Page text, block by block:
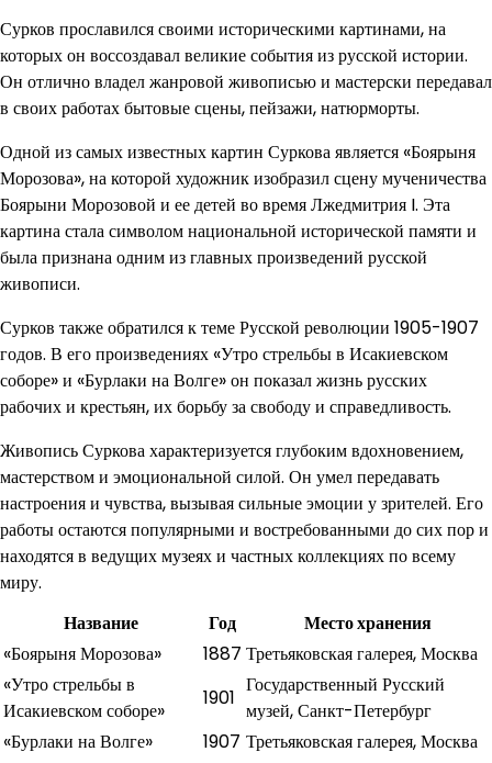
Сурков прославился своими историческими картинами, на
которых он воссоздавал великие события из русской истории.
Он отлично владел жанровой живописью и мастерски передавал
в своих работах бытовые сцены, пейзажи, натюрморты.
Одной из самых известных картин Суркова является «Боярыня
Морозова», на которой художник изобразил сцену мученичества
Боярыни Морозовой и ее детей во время Лжедмитрия I. Эта
картина стала символом национальной исторической памяти и
была признана одним из главных произведений русской
живописи.
Сурков также обратился к теме Русской революции 1905-1907
годов. В его произведениях «Утро стрельбы в Исакиевском
соборе» и «Бурлаки на Волге» он показал жизнь русских
рабочих и крестьян, их борьбу за свободу и справедливость.
Живопись Суркова характеризуется глубоким вдохновением,
мастерством и эмоциональной силой. Он умел передавать
настроения и чувства, вызывая сильные эмоции у зрителей. Его
работы остаются популярными и востребованными до сих пор и
находятся в ведущих музеях и частных коллекциях по всему
миру.
Название
Год
Место хранения
«Боярыня Морозова»
1887 Третьяковская галерея, Москва
«Утро стрельбы в
Исакиевском соборе»
1901
Государственный Русский
музей, Санкт-Петербург
«Бурлаки на Волге»
1907 Третьяковская галерея, Москва